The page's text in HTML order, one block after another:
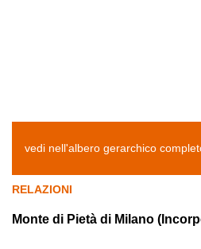
vedi nell'albero gerarchico
RELAZIONI
Monte di Pietà di Milano